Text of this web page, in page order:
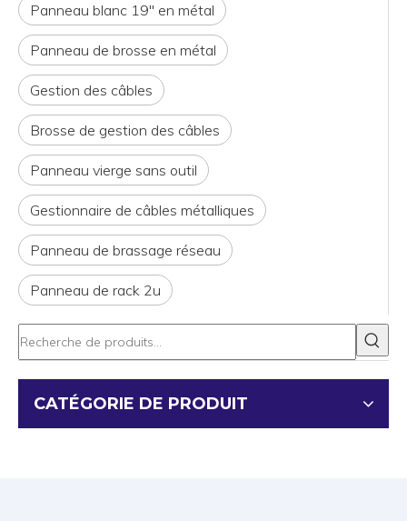
Panneau blanc 19'' en métal
Panneau de brosse en métal
Gestion des câbles
Brosse de gestion des câbles
Panneau vierge sans outil
Gestionnaire de câbles métalliques
Panneau de brassage réseau
Panneau de rack 2u
CATÉGORIE DE PRODUIT